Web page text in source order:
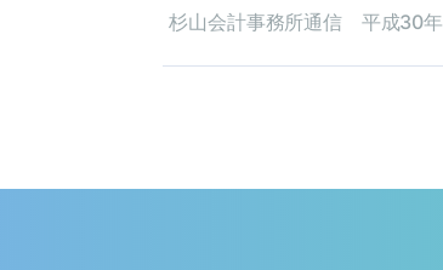
杉山会計事務所通信 平成30